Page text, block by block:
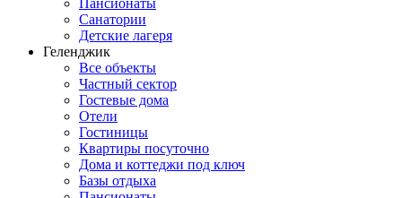
Пансионаты
Санатории
Детские лагеря
Геленджик
Все объекты
Частный сектор
Гостевые дома
Отели
Гостиницы
Квартиры посуточно
Дома и коттеджи под ключ
Базы отдыха